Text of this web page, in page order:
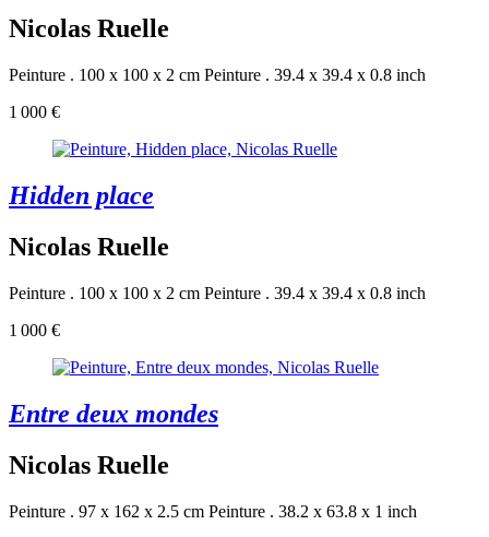
Nicolas Ruelle
Peinture . 100 x 100 x 2 cm Peinture . 39.4 x 39.4 x 0.8 inch
1 000 €
Hidden place
Nicolas Ruelle
Peinture . 100 x 100 x 2 cm Peinture . 39.4 x 39.4 x 0.8 inch
1 000 €
Entre deux mondes
Nicolas Ruelle
Peinture . 97 x 162 x 2.5 cm Peinture . 38.2 x 63.8 x 1 inch